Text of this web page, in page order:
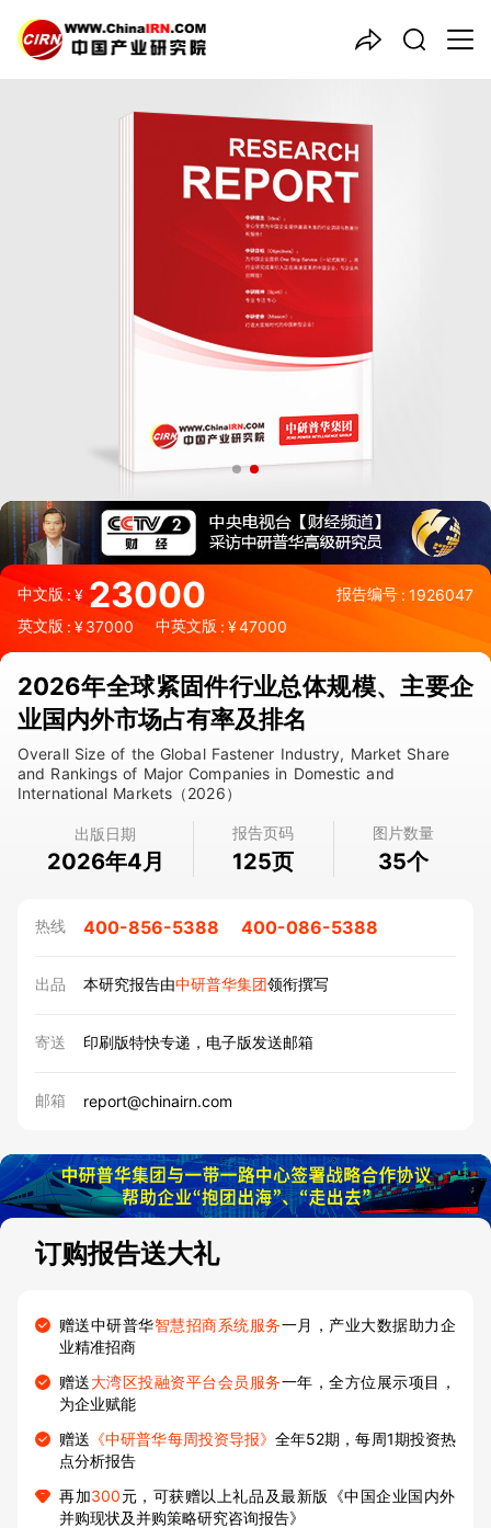
中文版:¥ 23000 报告编号 : 1926047
英文版 : ¥37000 中英文版 : ¥47000
2026年全球紧固件行业总体规模、主要企
业国内外市场占有率及排名
Overall Size of the Global Fastener Industry, Market Share
and Rankings of Major Companies in Domestic and
International Markets（2026）
出版日期
2026年4月
报告页码
125页
图片数量
35个
热线 400-856-5388 400-086-5388
出品 本研究报告由中研普华集团领衔撰写
寄送 印刷版特快专递，电子版发送邮箱
邮箱 report@chinairn.com
订购报告送大礼
赠送中研普华智慧招商系统服务一月，产业大数据助力企
业精准招商
赠送大湾区投融资平台会员服务一年，全方位展示项目，
为企业赋能
赠送 《中研普华每周投资导报》全年52期，每周1期投资热
点分析报告
再加300元，可获赠以上礼品及最新版《中国企业国内外
并购现状及并购策略研究咨询报告》
中国产业咨询领导者
2026年全球
规模、主要企业国内外市场占
有率及排名
品质保障，一年免费更新维护
报告编号：1926047
出版日期：2026年4月
《2026年全球紧固件行业总体规模、主要企业国内外市场占有率
及排名》由中研普华紧固件行业分析专家领衔撰写，主要分析了紧
固件行业的市场规模、发展现状与投资前景，同时对紧固件行业的
未来发展做出科学的趋势预测和专业的紧固件行业数据分析，帮助
客户评估紧固件行业投资价值。
27年研究经验，深度洞察行业驱动力
多元化、高学历的实战型精英团队